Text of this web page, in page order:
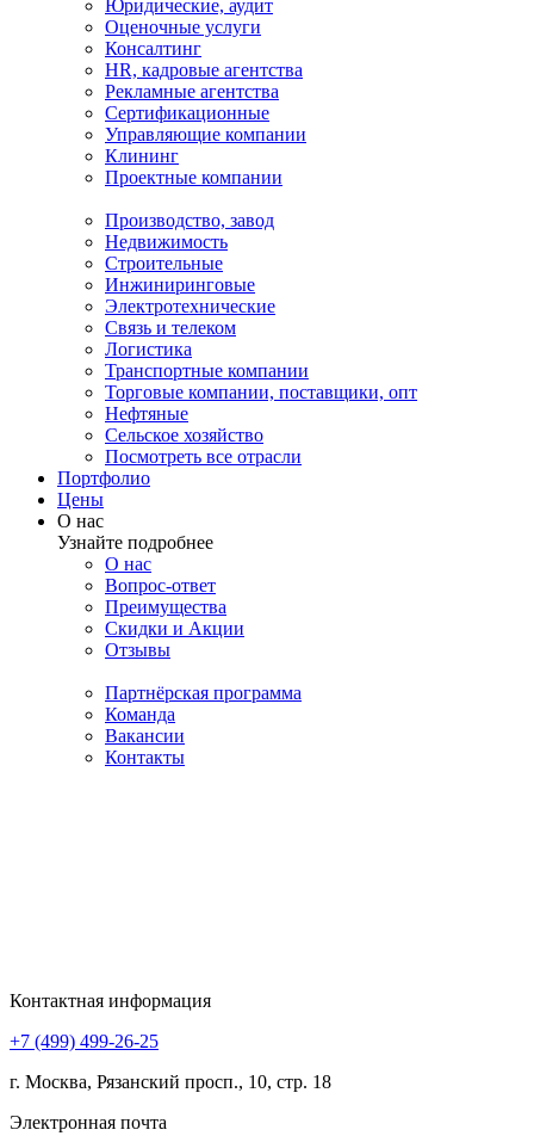
Юридические, аудит
Оценочные услуги
Консалтинг
HR, кадровые агентства
Рекламные агентства
Сертификационные
Управляющие компании
Клининг
Проектные компании
Производство, завод
Недвижимость
Строительные
Инжиниринговые
Электротехнические
Связь и телеком
Логистика
Транспортные компании
Торговые компании, поставщики, опт
Нефтяные
Сельское хозяйство
Посмотреть все отрасли
Портфолио
Цены
О нас
Узнайте подробнее
О нас
Вопрос-ответ
Преимущества
Скидки и Акции
Отзывы
Партнёрская программа
Команда
Вакансии
Контакты
Контактная информация
+7 (499) 499-26-25
г. Москва, Рязанский просп., 10, стр. 18
Электронная почта